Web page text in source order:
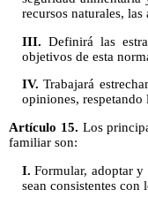
recursos naturales,
III. Definirá las
objetivos de esta
IV. Trabajará
opiniones, respetando
Artículo 15. Los
familiar son:
I. Formular, adoptar
sean consistentes con